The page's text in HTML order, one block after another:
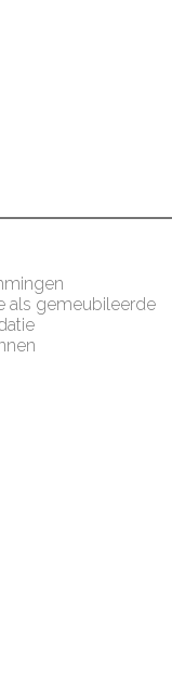
als gemeubileerde